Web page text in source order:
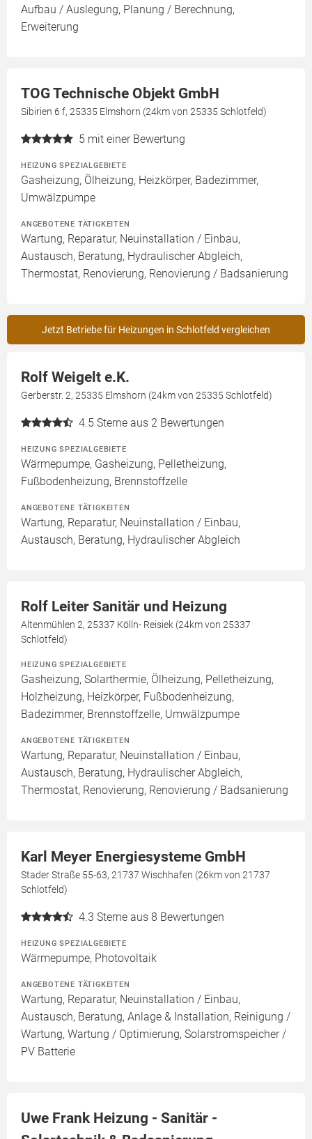
Aufbau / Auslegung, Planung / Berechnung,
Erweiterung
TOG Technische Objekt GmbH
Sibirien 6 f, 25335 Elmshorn (24km von 25335 Schlotfeld)
5 mit einer Bewertung
HEIZUNG SPEZIALGEBIETE
Gasheizung, Ölheizung, Heizkörper, Badezimmer,
Umwälzpumpe
ANGEBOTENE TÄTIGKEITEN
Wartung, Reparatur, Neuinstallation / Einbau,
Austausch, Beratung, Hydraulischer Abgleich,
Thermostat, Renovierung, Renovierung / Badsanierung
Jetzt Betriebe für Heizungen in Schlotfeld vergleichen
Rolf Weigelt e.K.
Gerberstr. 2, 25335 Elmshorn (24km von 25335 Schlotfeld)
4.5 Sterne aus 2 Bewertungen
HEIZUNG SPEZIALGEBIETE
Wärmepumpe, Gasheizung, Pelletheizung,
Fußbodenheizung, Brennstoffzelle
ANGEBOTENE TÄTIGKEITEN
Wartung, Reparatur, Neuinstallation / Einbau,
Austausch, Beratung, Hydraulischer Abgleich
Rolf Leiter Sanitär und Heizung
Altenmühlen 2, 25337 Kölln- Reisiek (24km von 25337
Schlotfeld)
HEIZUNG SPEZIALGEBIETE
Gasheizung, Solarthermie, Ölheizung, Pelletheizung,
Holzheizung, Heizkörper, Fußbodenheizung,
Badezimmer, Brennstoffzelle, Umwälzpumpe
ANGEBOTENE TÄTIGKEITEN
Wartung, Reparatur, Neuinstallation / Einbau,
Austausch, Beratung, Hydraulischer Abgleich,
Thermostat, Renovierung, Renovierung / Badsanierung
Karl Meyer Energiesysteme GmbH
Stader Straße 55-63, 21737 Wischhafen (26km von 21737
Schlotfeld)
4.3 Sterne aus 8 Bewertungen
HEIZUNG SPEZIALGEBIETE
Wärmepumpe, Photovoltaik
ANGEBOTENE TÄTIGKEITEN
Wartung, Reparatur, Neuinstallation / Einbau,
Austausch, Beratung, Anlage & Installation, Reinigung /
Wartung, Wartung / Optimierung, Solarstromspeicher /
PV Batterie
Uwe Frank Heizung - Sanitär -